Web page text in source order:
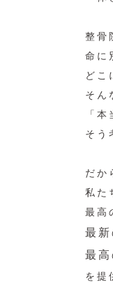
整骨
命に
どこ
そん
「
そう
だか
私た
最高
最新
最
を提